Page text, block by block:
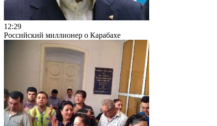
12:29
Российский миллионер о Карабахе